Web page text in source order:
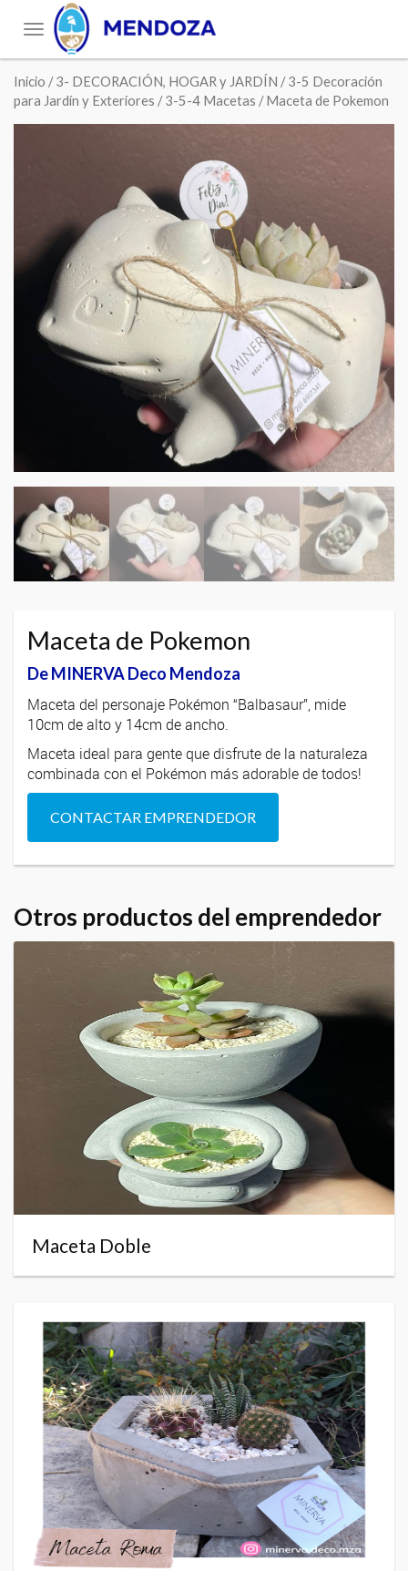
Toggle
navigation
Inicio /3- DECORACIÓN, HOGAR y JARDÍN /3-5 Decoración
para Jardín y Exteriores /3-5-4 Macetas / Maceta de Pokemon
Maceta de Pokemon
De MINERVA Deco Mendoza
Maceta del personaje Pokémon “Balbasaur”, mide
10cm de alto y 14cm de ancho.
Maceta ideal para gente que disfrute de la naturaleza
combinada con el Pokémon más adorable de todos!
CONTACTAR EMPRENDEDOR
Otros productos del emprendedor
Maceta Doble